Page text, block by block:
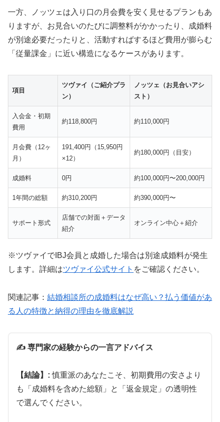
シーネット結婚相談所の詳細確認
💻 ウェルスマ：オンライン結婚相談所の先駆
け
🏆 4期連続AWARD 受賞の実績
9,800円〜
・業界最コスパ
📱
完全オンライン 対応・全国OK
採用率1%の厳選カウンセラーがオンラインサポー
ト。忙しい方でも自宅から本格的な婚活が可能。
ウェルスマの詳細を確認
📱
オンライン完結 ・全国対応
👥
IBJ加盟・ 6万人以上 の会員
⚡
入会から活動開始まで
一方、ノッツェは入り口の月会費を安く見せるプランもあ
りますが、お見合いのたびに調整料がかかったり、成婚料
が別途必要だったりと、活動すればするほど費用が膨らむ
「従量課金」に近い構造になるケースがあります。
項目
ツヴァイ（ご紹介プラ
ン）
ノッツェ（お見合いアシ
スト）
入会金・初期
費用
約118,800円 約110,000円
月会費（12ヶ
月）
191,400円（15,950円
×12）
約180,000円（目安）
成婚料 0円 約100,000円〜200,000円
1年間の総額 約310,200円 約390,000円〜
サポート形式
店舗での対面＋データ
紹介
オンライン中心＋紹介
※ツヴァイでIBJ会員と成婚した場合は別途成婚料が発生
します。詳細はツヴァイ公式サイト をご確認ください。
関連記事： 結婚相談所の成婚料はなぜ高い？払う価値があ
る人の特徴と納得の理由を徹底解説
✍️ 専門家の経験からの一言アドバイス
【結論】: 慎重派のあなたこそ、初期費用の安さより
も「成婚料を含めた総額」と「返金規定」の透明性
で選んでください。